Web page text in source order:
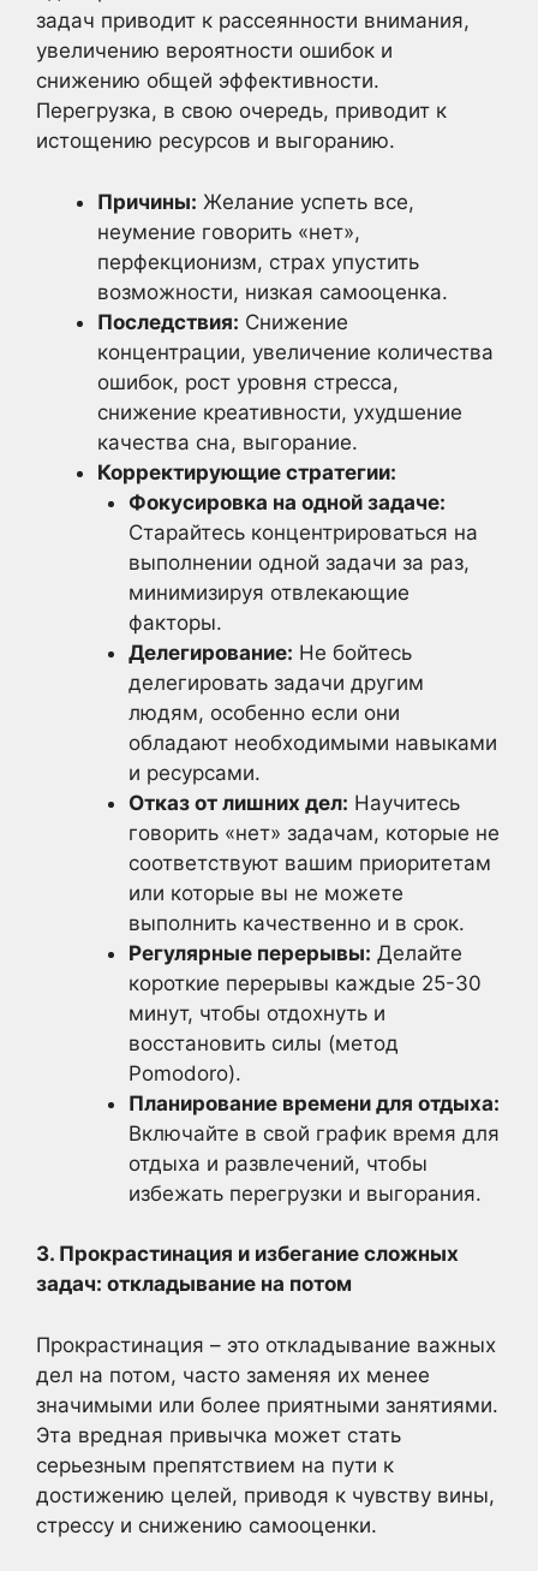
задач приводит к рассеянности внимания,
увеличению вероятности ошибок и
снижению общей эффективности.
Перегрузка, в свою очередь, приводит к
истощению ресурсов и выгоранию.
Причины: Желание успеть все,
неумение говорить «нет»,
перфекционизм, страх упустить
возможности, низкая самооценка.
Последствия: Снижение
концентрации, увеличение количества
ошибок, рост уровня стресса,
снижение креативности, ухудшение
качества сна, выгорание.
Корректирующие стратегии:
Фокусировка на одной задаче:
Старайтесь концентрироваться на
выполнении одной задачи за раз,
минимизируя отвлекающие
факторы.
Делегирование: Не бойтесь
делегировать задачи другим
людям, особенно если они
обладают необходимыми навыками
и ресурсами.
Отказ от лишних дел: Научитесь
говорить «нет» задачам, которые не
соответствуют вашим приоритетам
или которые вы не можете
выполнить качественно и в срок.
Регулярные перерывы: Делайте
короткие перерывы каждые 25-30
минут, чтобы отдохнуть и
восстановить силы (метод
Pomodoro).
Планирование времени для отдыха:
Включайте в свой график время для
отдыха и развлечений, чтобы
избежать перегрузки и выгорания.
3. Прокрастинация и избегание сложных
задач: откладывание на потом
Прокрастинация – это откладывание важных
дел на потом, часто заменяя их менее
значимыми или более приятными занятиями.
Эта вредная привычка может стать
серьезным препятствием на пути к
достижению целей, приводя к чувству вины,
стрессу и снижению самооценки.